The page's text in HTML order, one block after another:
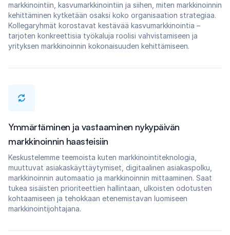
markkinointiin, kasvumarkkinointiin ja siihen, miten markkinoinnin
kehittäminen kytketään osaksi koko organisaation strategiaa.
Kollegaryhmät korostavat kestävää kasvumarkkinointia –
tarjoten konkreettisia työkaluja roolisi vahvistamiseen ja
yrityksen markkinoinnin kokonaisuuden kehittämiseen.
Ymmärtäminen ja vastaaminen nykypäivän
markkinoinnin haasteisiin
Keskustelemme teemoista kuten markkinointiteknologia,
muuttuvat asiakaskäyttäytymiset, digitaalinen asiakaspolku,
markkinoinnin automaatio ja markkinoinnin mittaaminen. Saat
tukea sisäisten prioriteettien hallintaan, ulkoisten odotusten
kohtaamiseen ja tehokkaan etenemistavan luomiseen
markkinointijohtajana.